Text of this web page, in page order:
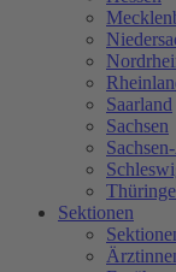
Saarland
Sachsen
Sektionen